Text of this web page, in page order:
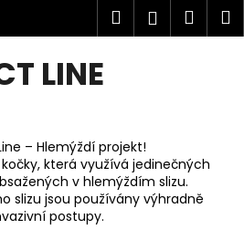
Hledat
LINE
– Hlemýždí projekt!
která využívá jedinečných
v hlemýždím slizu.
slizu jsou používány výhradně
postupy.